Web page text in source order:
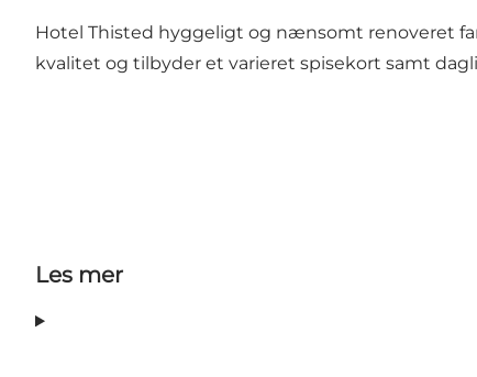
Hotel Thisted hyggeligt og nænsomt renoveret
kvalitet og tilbyder et varieret spisekort samt
Les mer